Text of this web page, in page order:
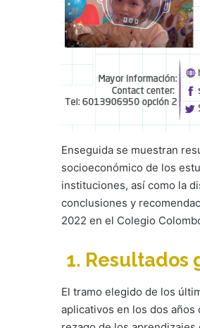
Enseguida se muestran
socioeconómico de los
instituciones, así como la
conclusiones y
2022 en el Colegio
1. Resultados
El tramo elegido de los
aplicativos en los dos